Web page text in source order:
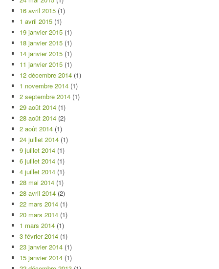
16 avril 2015 (1)
1 avril 2015 (1)
19 janvier 2015 (1)
18 janvier 2015 (1)
14 janvier 2015 (1)
11 janvier 2015 (1)
12 décembre 2014 (1)
1 novembre 2014 (1)
2 septembre 2014 (1)
29 août 2014 (1)
28 août 2014 (2)
2 août 2014 (1)
24 juillet 2014 (1)
9 juillet 2014 (1)
6 juillet 2014 (1)
4 juillet 2014 (1)
28 mai 2014 (1)
28 avril 2014 (2)
22 mars 2014 (1)
20 mars 2014 (1)
1 mars 2014 (1)
3 février 2014 (1)
23 janvier 2014 (1)
15 janvier 2014 (1)